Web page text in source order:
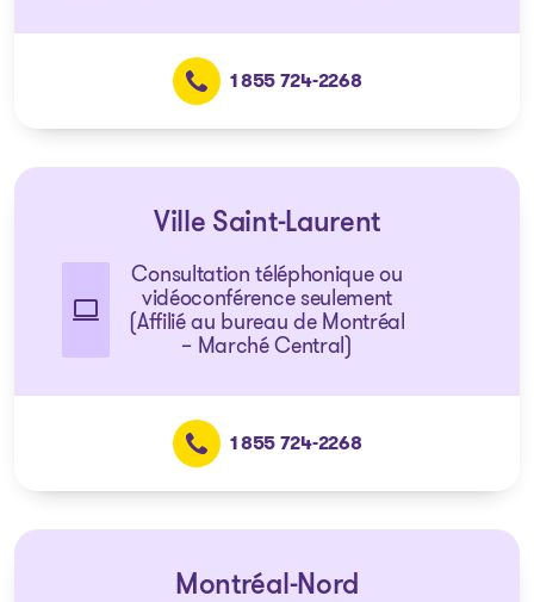
1 855 724-2268
Ville Saint-Laurent
Consultation téléphonique ou
vidéoconférence seulement
(Affilié au bureau de Montréal
– Marché Central)
1 855 724-2268
Montréal-Nord